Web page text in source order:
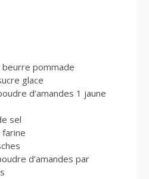
pommade
glace
d’amandes 1 jaune
sel
d’amandes par